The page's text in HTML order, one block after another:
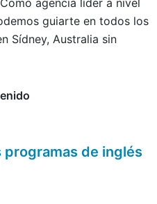
agencia líder a nivel
guiarte en todos los
Sídney, Australia sin
programas de inglés